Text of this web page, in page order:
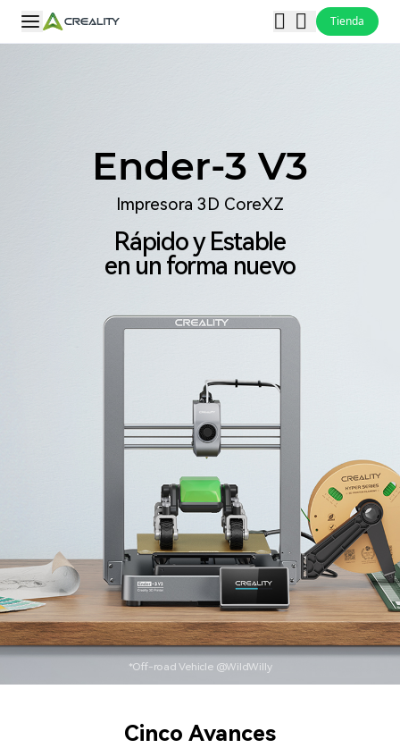
Tienda
Ender-3 V3
Impresora 3D CoreXZ
Rápido y Estable
en un forma nuevo
*Off-road Vehicle @WildWilly
Cinco Avances